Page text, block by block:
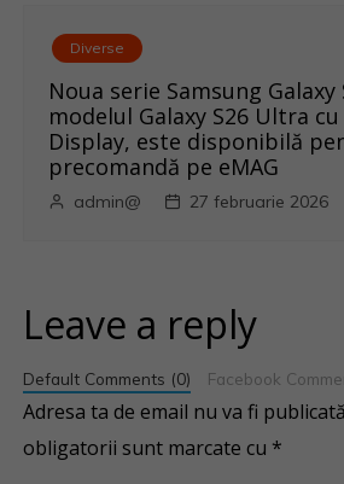
Diverse
Noua serie Samsung Galaxy
modelul Galaxy S26 Ultra
Display, este disponibilă
precomandă pe eMAG
admin@ 27 februarie 2026
Leave a reply
Default Comments (0) Facebook
Adresa ta de email nu va fi
obligatorii sunt marcate cu *